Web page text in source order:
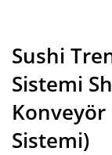
Sushi
Sistemi
Konveyör
Sistemi)